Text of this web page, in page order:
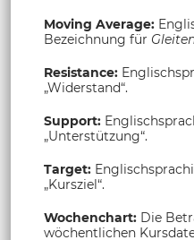
Moving Average:
Bezeichnung für
Resistance:
„Widerstand“.
Support:
„Unterstützung“.
Target:
„Kursziel“.
Wochenchart: Die
wöchentlichen